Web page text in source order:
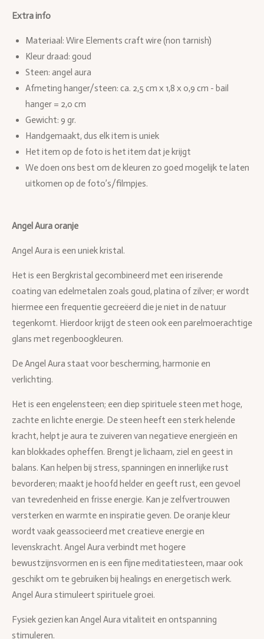
Extra info
Materiaal: Wire Elements craft wire (non tarnish)
Kleur draad: goud
Steen: angel aura
Afmeting hanger/steen: ca. 2,5 cm x 1,8 x 0,9 cm - bail
hanger = 2,0 cm
Gewicht: 9 gr.
Handgemaakt, dus elk item is uniek
Het item op de foto is het item dat je krijgt
We doen ons best om de kleuren zo goed mogelijk te laten
uitkomen op de foto’s/filmpjes.
Angel Aura oranje
Angel Aura is een uniek kristal.
Het is een Bergkristal gecombineerd met een iriserende
coating van edelmetalen zoals goud, platina of zilver; er wordt
hiermee een frequentie gecreëerd die je niet in de natuur
tegenkomt. Hierdoor krijgt de steen ook een parelmoerachtige
glans met regenboogkleuren.
De Angel Aura staat voor bescherming, harmonie en
verlichting.
Het is een engelensteen; een diep spirituele steen met hoge,
zachte en lichte energie. De steen heeft een sterk helende
kracht, helpt je aura te zuiveren van negatieve energieën en
kan blokkades opheffen. Brengt je lichaam, ziel en geest in
balans. Kan helpen bij stress, spanningen en innerlijke rust
bevorderen; maakt je hoofd helder en geeft rust, een gevoel
van tevredenheid en frisse energie. Kan je zelfvertrouwen
versterken en warmte en inspiratie geven. De oranje kleur
wordt vaak geassocieerd met creatieve energie en
levenskracht. Angel Aura verbindt met hogere
bewustzijnsvormen en is een fijne meditatiesteen, maar ook
geschikt om te gebruiken bij healings en energetisch werk.
Angel Aura stimuleert spirituele groei.
Fysiek gezien kan Angel Aura vitaliteit en ontspanning
stimuleren.